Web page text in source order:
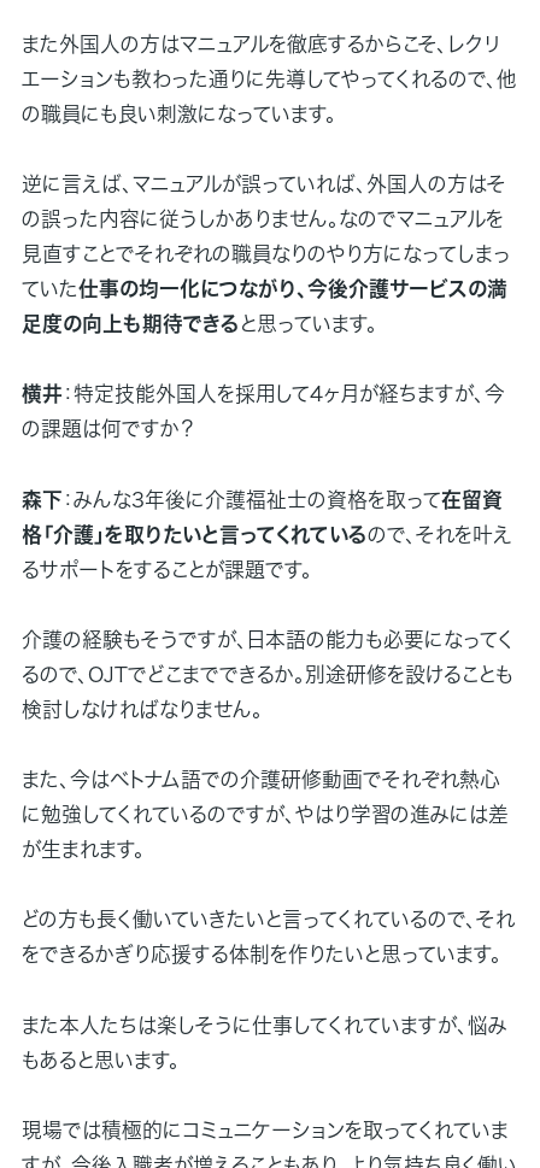
また外国人の方はマニュアルを徹底するからこそ、レクリ
エーションも教わった通りに先導してやってくれるので、他
の職員にも良い刺激になっています。
逆に言えば、マニュアルが誤っていれば、外国人の方はそ
の誤った内容に従うしかありません。なのでマニュアルを
見直すことでそれぞれの職員なりのやり方になってしまっ
ていた仕事の均一化につながり、今後介護サービスの満
足度の向上も期待できる と思っています。
横井 ：特定技能外国人を採用して4ヶ月が経ちますが、今
の課題は何ですか？
森下 ：みんな3年後に介護福祉士の資格を取って在留資
格「介護」を取りたいと言ってくれているので、それを叶え
るサポートをすることが課題です。
介護の経験もそうですが、日本語の能力も必要になってく
るので、OJTでどこまでできるか。別途研修を設けることも
検討しなければなりません。
また、今はベトナム語での介護研修動画でそれぞれ熱心
に勉強してくれているのですが、やはり学習の進みには差
が生まれます。
どの方も長く働いていきたいと言ってくれているので、それ
をできるかぎり応援する体制を作りたいと思っています。
また本人たちは楽しそうに仕事してくれていますが、悩み
もあると思います。
現場では積極的にコミュニケーションを取ってくれていま